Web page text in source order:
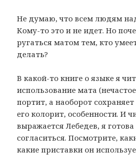
Не думаю, что всем людям
Кому-то это и не идет. Но
ругаться матом тем, кто
делать?
В какой-то книге о языке я
использование мата
портит, а наоборот
его колорит, особенности. И
выражается Лебедев, я
согласиться. Посмотрите,
какие приставки он